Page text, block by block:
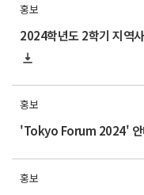
홍보
2024학년도 2학기 지역
홍보
'Tokyo Forum 2024' 안
홍보